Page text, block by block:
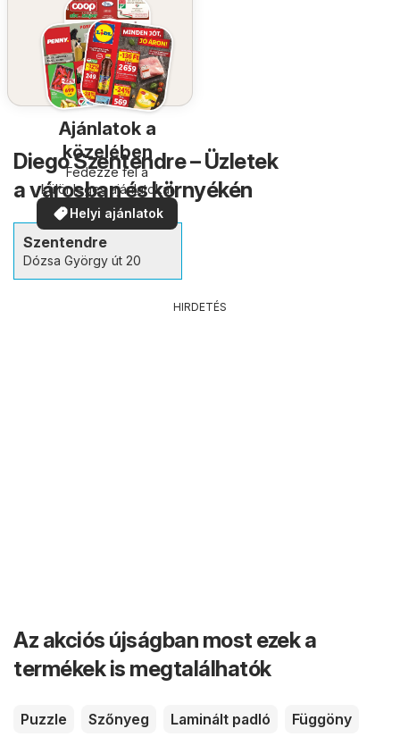
Ajánlatok a
közelében
Fedezze fel a
különleges ajánlatokat
Helyi ajánlatok
Diego Szentendre – Üzletek
a városban és környékén
Szentendre
Dózsa György út 20
HIRDETÉS
Az akciós újságban most ezek a
termékek is megtalálhatók
Puzzle Szőnyeg Laminált padló
Függöny